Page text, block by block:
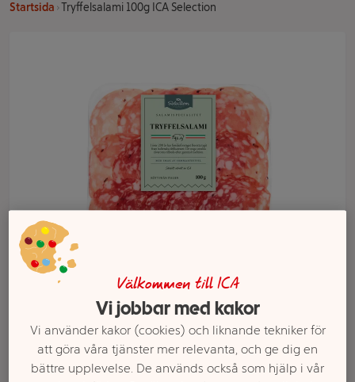
Startsida Tryffelsalami 100g ICA Selection
Välkommen till ICA
Vi jobbar med kakor
Vi använder kakor (cookies) och liknande tekniker för
att göra våra tjänster mer relevanta, och ge dig en
bättre upplevelse. De används också som hjälp i vår